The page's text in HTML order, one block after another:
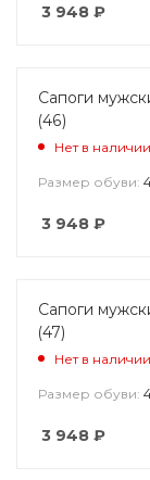
3 948 ₽
Сапоги
(46)
Нет в наличии
Размер обуви:
3 948 ₽
Сапоги
(47)
Нет в наличии
Размер обуви:
3 948 ₽